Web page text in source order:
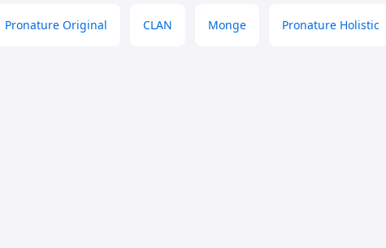
Pronature Original CLAN Monge Pronature Holistic